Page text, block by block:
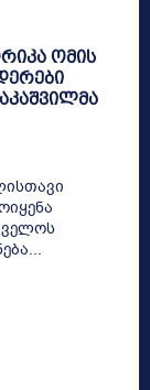
ომის